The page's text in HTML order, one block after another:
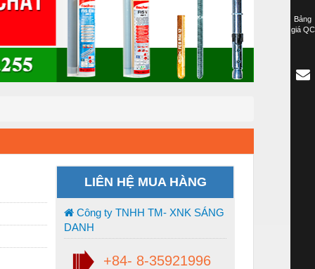
LIÊN HỆ MUA HÀNG
Công ty TNHH TM- XNK SÁNG
DANH
+84- 8-35921996
Bảng
giá QC